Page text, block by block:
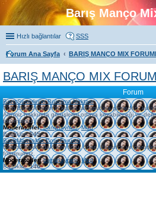
Barış Manço
Hızlı bağlantılar SSS
Forum Ana Sayfa
BARIŞ MANÇO MIX
BARIŞ MANÇO MIX
Forum
BarışSeverler'in Buluşma Noktası
Tüm BarışSeverler'in kişisel tartışmalara girmeden,
Abi'miz hakkında görüşlerini ortaya koyabileceği ve
forumumuz.
Moderatörler: barışhayranı,Mod
Başlıklar:645
BarisMancoMix.Com Forumu
Sitemiz hakkındaki tüm soru, öneri, düşünce ve
forumumuz.
Moderatörler: barışhayranı,Mod
Başlıklar:140